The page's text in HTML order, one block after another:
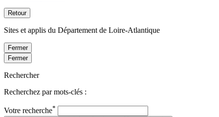
Retour
Sites et applis du Département de Loire-Atlantique
Fermer
Fermer
Rechercher
Recherchez par mots-clés :
Votre recherche*